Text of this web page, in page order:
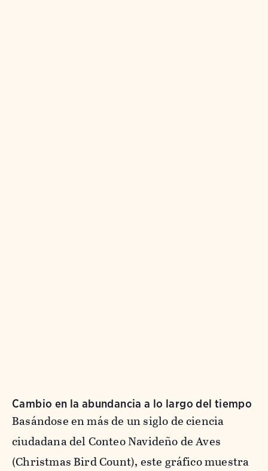
Cambio en la abundancia a lo largo del tiempo
Basándose en más de un siglo de ciencia
ciudadana del Conteo Navideño de Aves
(Christmas Bird Count), este gráfico muestra